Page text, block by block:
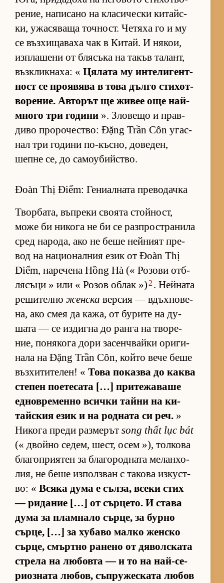
ре­ние, на­пи­сано на кла­си­чески ки­тайс­
ки, ужа­ся­ваща точ­ност. Че­тяха го и му
се въз­хи­ща­ваха чак в Ки­тай. И ня­кои,
из­п­ла­шени от бля­съка на та­къв та­лант,
въз­к­лик­на­ха: « Ця­лата му ин­те­ли­ген­т­
ност се про­я­вява в това дълго сти­хот­
во­ре­ние. Ав­то­рът ще жи­вее още най-
много три го­дини ». Зло­вещо и прав­
диво про­ро­чес­т­во: Đặng Trần Côn угас­
нал три го­дини по-къс­но, до­ве­ден,
шепне се, до са­мо­у­бийс­т­во.
Đoàn Thị Điểm: Гениалната преводачка
Твор­ба­та, въп­реки сво­ята стой­ност,
може би ни­кога не би се раз­п­рос­т­ра­нила
сред на­ро­да, ако не беше ней­ният пре­
вод на на­ци­о­нал­ния език от Đoàn Thị
Điểm, на­ре­чена Hồng Hà (« Ро­зови от­б­
ля­съци » или « Ро­зов об­лак ») 2 . Ней­ната
ре­ши­телно женска вер­сия — вдъх­но­ве­
на, ако смея да ка­жа, от бу­рите на ду­
шата — се из­дигна до ранга на тво­ре­
ние, по­ня­кога дори за­сен­ч­вайки ори­ги­
нала на Đặng Trần Côn, който вече беше
въз­хи­ти­те­лен! « Това по­казва до каква
сте­пен по­е­те­сата […] при­те­жа­ваше
ед­нов­ре­менно всички тайни на ки­
тайс­кия език и на род­ната си реч. »
Ни­кога преди раз­ме­рът song thất lục bát
(« двойно се­дем, шест, осем »), тол­кова
бла­гоп­ри­я­тен за бла­го­род­ната ме­лан­хо­
лия, не беше из­пол­з­ван с та­кова из­кус­т­
во: « Всяка дума е съл­за, всеки стих
— ри­да­ние […] от сър­це­то. И става
дума за плам­нало сър­це, за бурно
сър­це, […] за ху­баво малко жен­ско
сър­це, смър­тно ра­нено от дя­вол­с­ката
стрела на лю­бовта — и то на най-се­
ри­оз­ната лю­бов, съп­ру­жес­ката лю­бов